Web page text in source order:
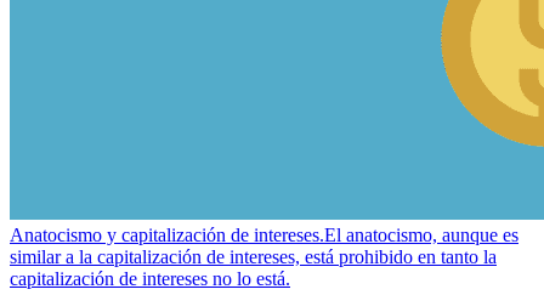
Anatocismo y capitalización de intereses.El anatocismo, aunque es
similar a la capitalización de intereses, está prohibido en tanto la
capitalización de intereses no lo está.